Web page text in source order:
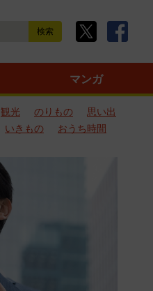
マンガ
観光 のりもの
思い出
いきもの
おうち時間